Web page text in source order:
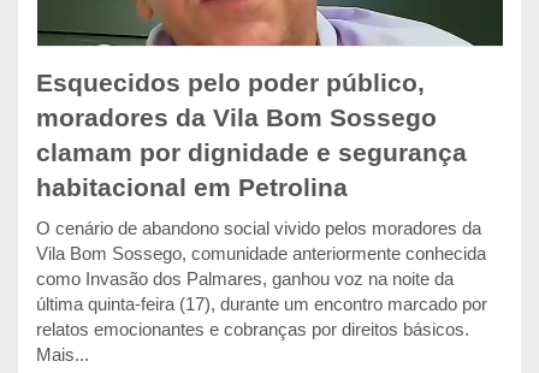
Esquecidos pelo poder público,
moradores da Vila Bom Sossego
clamam por dignidade e segurança
habitacional em Petrolina
O cenário de abandono social vivido pelos moradores da
Vila Bom Sossego, comunidade anteriormente conhecida
como Invasão dos Palmares, ganhou voz na noite da
última quinta-feira (17), durante um encontro marcado por
relatos emocionantes e cobranças por direitos básicos.
Mais...